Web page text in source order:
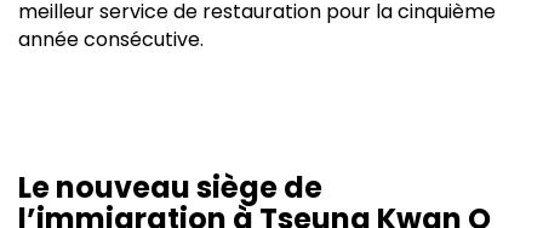
meilleur service de restauration pour la cinquième
année consécutive.
Le nouveau siège de
l’immigration à Tseung Kwan O